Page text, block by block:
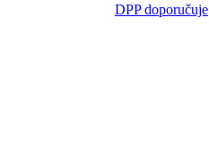
DPP doporučuje